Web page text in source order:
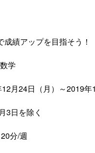
成績アップを目指そう！
学
月24日（月）～2019年
3日を除く
分/週